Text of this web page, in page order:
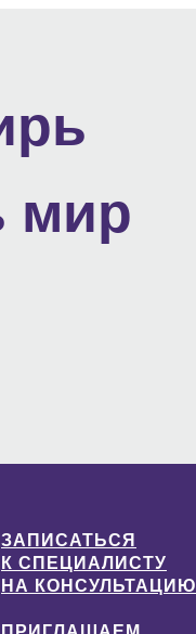
мир
ЗАПИСАТЬСЯ
К СПЕЦИАЛИСТУ
НА КОНСУЛЬТАЦИЮ